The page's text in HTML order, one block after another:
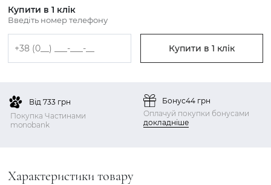
Купити в 1 клік
Введіть номер телефону
Купити в 1 клік
Від 733 грн
Покупка Частинами
monobank
Бонус44 грн
Оплачуй покупки бонусами
докладніше
Характеристики товару